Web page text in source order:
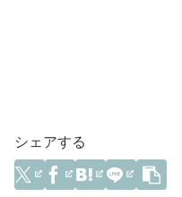
シェアする